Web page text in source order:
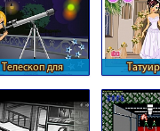
Телескоп для